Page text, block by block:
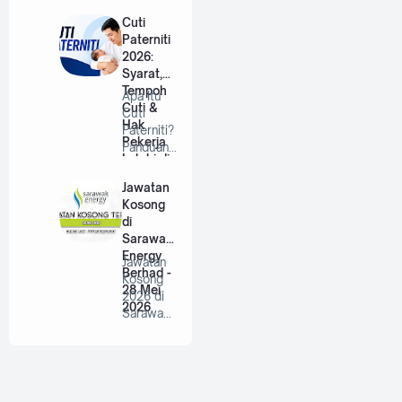
Berhad |
…
Cuti
Paterniti
2026:
Syarat,
Tempoh
Cuti &
Hak
Pekerja
Lelaki di
Apa Itu
Cuti
Paterniti?
Panduan
Untuk
Bap…
Jawatan
Kosong
di
Sarawak
Energy
Berhad -
28 Mei
2026
Jawatan
Kosong
2026 di
Sarawak